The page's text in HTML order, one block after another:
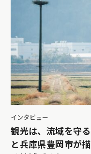
インタビュー
観光は、流域を守
と兵庫県豊岡市が